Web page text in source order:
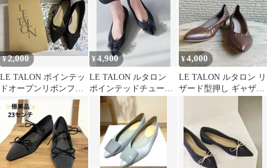
¥2,000
LE TALON ポインテッ
ドオープンリボンフラ
ット 24cm
¥4,900
LE TALON ルタロン
ポインテッドチュール
フリルフラット 23cm
¥4,000
LE TALON ルタロン リ
ザード型押し ギャザー